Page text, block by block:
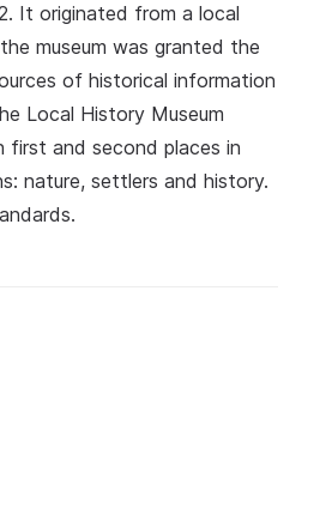
It originated from a local
museum was granted the
of historical information
Local History Museum
and second places in
nature, settlers and history.